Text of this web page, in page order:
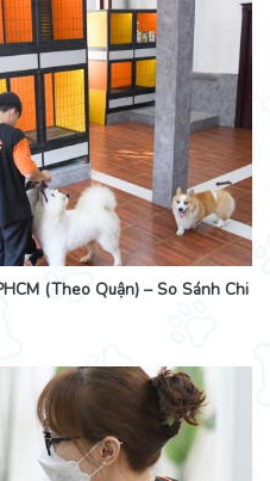
(Theo Quận) – So Sánh Chi